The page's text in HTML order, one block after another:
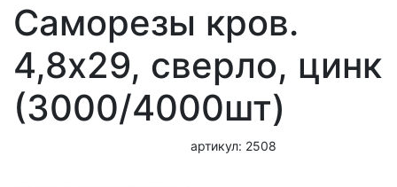
Саморезы кров.
4,8x29, сверло, цинк
(3000/4000шт)
артикул: 2508